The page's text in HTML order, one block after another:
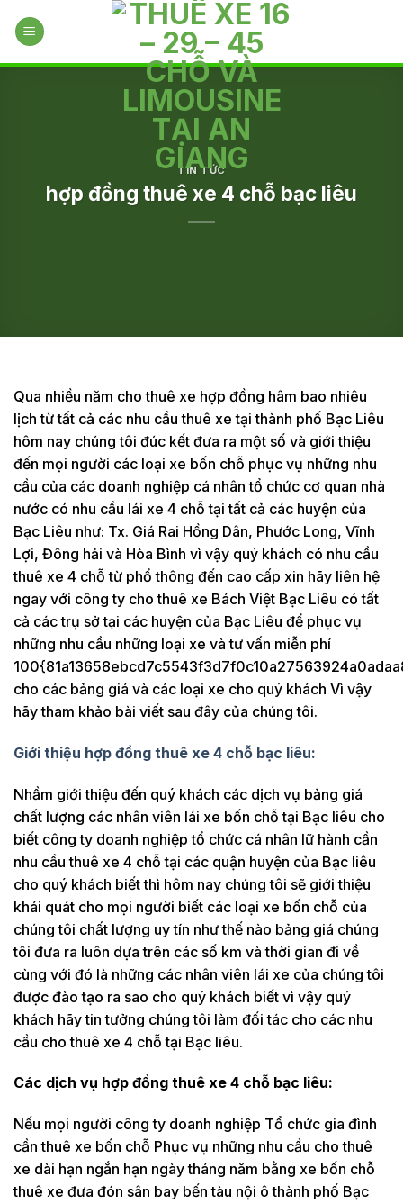
TIN TỨC
hợp đồng thuê xe 4 chỗ bạc liêu
Qua nhiều năm cho thuê xe hợp đồng hâm bao nhiêu
lịch từ tất cả các nhu cầu thuê xe tại thành phố Bạc Liêu
hôm nay chúng tôi đúc kết đưa ra một số và giới thiệu
đến mọi người các loại xe bốn chỗ phục vụ những nhu
cầu của các doanh nghiệp cá nhân tổ chức cơ quan nhà
nước có nhu cầu lái xe 4 chỗ tại tất cả các huyện của
Bạc Liêu như: Tx. Giá Rai Hồng Dân, Phước Long, Vĩnh
Lợi, Đông hải và Hòa Bình vì vậy quý khách có nhu cầu
thuê xe 4 chỗ từ phổ thông đến cao cấp xin hãy liên hệ
ngay với công ty cho thuê xe Bách Việt Bạc Liêu có tất
cả các trụ sở tại các huyện của Bạc Liêu để phục vụ
những nhu cầu những loại xe và tư vấn miễn phí
cho các bảng giá và các loại xe cho quý khách Vì vậy
hãy tham khảo bài viết sau đây của chúng tôi.
Giới thiệu hợp đồng thuê xe 4 chỗ bạc liêu:
Nhầm giới thiệu đến quý khách các dịch vụ bảng giá
chất lượng các nhân viên lái xe bốn chỗ tại Bạc liêu cho
biết công ty doanh nghiệp tổ chức cá nhân lữ hành cần
nhu cầu thuê xe 4 chỗ tại các quận huyện của Bạc liêu
cho quý khách biết thì hôm nay chúng tôi sẽ giới thiệu
khái quát cho mọi người biết các loại xe bốn chỗ của
chúng tôi chất lượng uy tín như thế nào bảng giá chúng
tôi đưa ra luôn dựa trên các số km và thời gian đi về
cùng với đó là những các nhân viên lái xe của chúng tôi
được đào tạo ra sao cho quý khách biết vì vậy quý
khách hãy tin tưởng chúng tôi làm đối tác cho các nhu
cầu cho thuê xe 4 chỗ tại Bạc liêu.
Các dịch vụ hợp đồng thuê xe 4 chỗ bạc liêu:
Nếu mọi người công ty doanh nghiệp Tổ chức gia đình
cần thuê xe bốn chỗ Phục vụ những nhu cầu cho thuê
xe dài hạn ngắn hạn ngày tháng năm bằng xe bốn chỗ
thuê xe đưa đón sân bay bến tàu nội ô thành phố Bạc